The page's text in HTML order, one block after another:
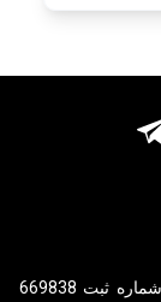
.IFCMARKETS. CORP در جزایر ویرجین بریتانیا با شماره ثبت 669838